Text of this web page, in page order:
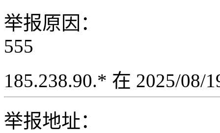
举报原因：
555
185.238.90.* 在 2025/08/
举报地址：